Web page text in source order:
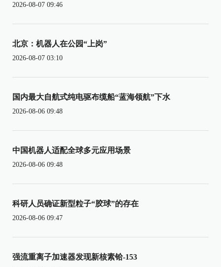
2026-08-07 09:46
北京：机器人在公园“上岗”
2026-08-07 03:10
国内最大自航式纯电驱布缆船“蓝海领航”下水
2026-08-06 09:48
中国机器人适配全球多元应用场景
2026-08-06 09:48
科研人员确证新型粒子“胶球”的存在
2026-08-06 09:47
强流重离子加速器发现新核素铪-153